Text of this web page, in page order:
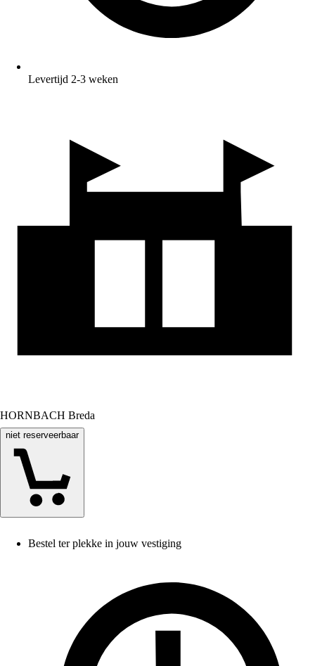
Levertijd 2-3 weken
HORNBACH Breda
niet reserveerbaar
Bestel ter plekke in jouw vestiging